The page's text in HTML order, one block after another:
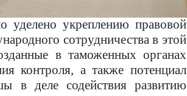
уделено укреплению правовой
сотрудничества в этой
в таможенных органах
контроля, а также потенциал
в деле содействия развитию